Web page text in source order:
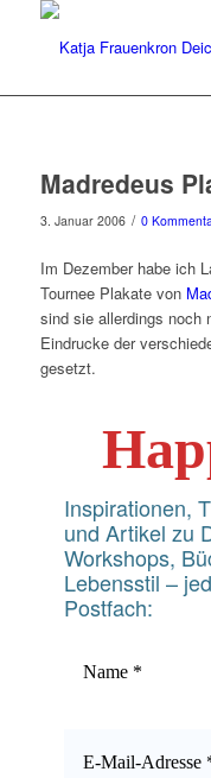
Madredeus
3. Januar 2006 / 0
Im Dezember habe ich
Tournee Plakate von
sind sie allerdings noch
Eindrucke der
gesetzt.
Inspirationen,
und Artikel zu
Workshops,
Lebensstil –
Postfach: